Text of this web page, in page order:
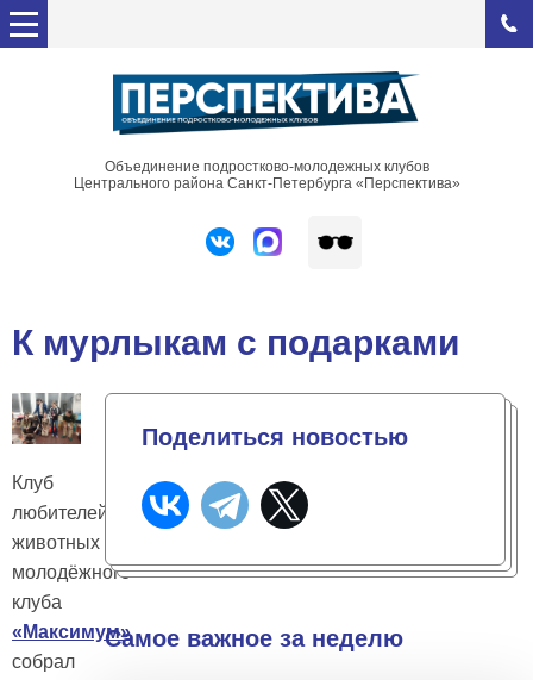
Объединение подростково-молодежных клубов
Центрального района Санкт-Петербурга «Перспектива»
К мурлыкам с подарками
Клуб
любителей
животных
молодёжного
клуба
«Максимум»
собрал
Поделиться новостью
Самое важное за неделю